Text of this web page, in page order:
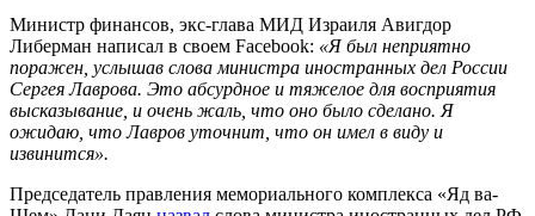
Министр финансов, экс-глава МИД Израиля Авигдор
Либерман написал в своем Facebook: «Я был неприятно
поражен, услышав слова министра иностранных дел России
Сергея Лаврова. Это абсурдное и тяжелое для восприятия
высказывание, и очень жаль, что оно было сделано. Я
ожидаю, что Лавров уточнит, что он имел в виду и
извинится».
Председатель правления мемориального комплекса «Яд ва-